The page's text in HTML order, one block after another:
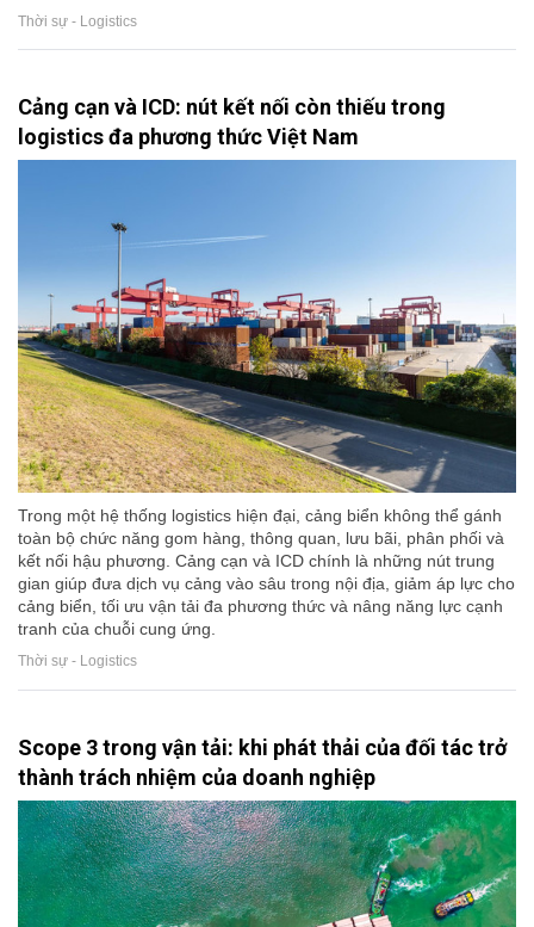
Thời sự - Logistics
Cảng cạn và ICD: nút kết nối còn thiếu trong
logistics đa phương thức Việt Nam
Trong một hệ thống logistics hiện đại, cảng biển không thể gánh
toàn bộ chức năng gom hàng, thông quan, lưu bãi, phân phối và
kết nối hậu phương. Cảng cạn và ICD chính là những nút trung
gian giúp đưa dịch vụ cảng vào sâu trong nội địa, giảm áp lực cho
cảng biển, tối ưu vận tải đa phương thức và nâng năng lực cạnh
tranh của chuỗi cung ứng.
Thời sự - Logistics
Scope 3 trong vận tải: khi phát thải của đối tác trở
thành trách nhiệm của doanh nghiệp